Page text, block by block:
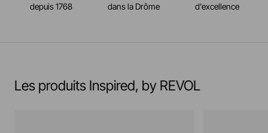
depuis 1768 dans la Drôme d'excellence
Les produits Inspired, by REVOL